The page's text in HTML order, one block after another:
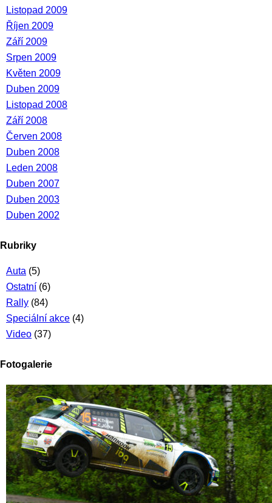
Listopad 2009
Říjen 2009
Září 2009
Srpen 2009
Květen 2009
Duben 2009
Listopad 2008
Září 2008
Červen 2008
Duben 2008
Leden 2008
Duben 2007
Duben 2003
Duben 2002
Rubriky
Auta (5)
Ostatní (6)
Rally (84)
Speciální akce (4)
Video (37)
Fotogalerie